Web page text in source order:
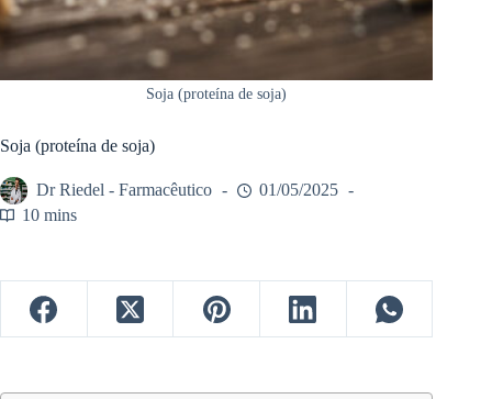
Soja (proteína de soja)
Soja (proteína de soja)
Dr Riedel - Farmacêutico
01/05/2025
10 mins